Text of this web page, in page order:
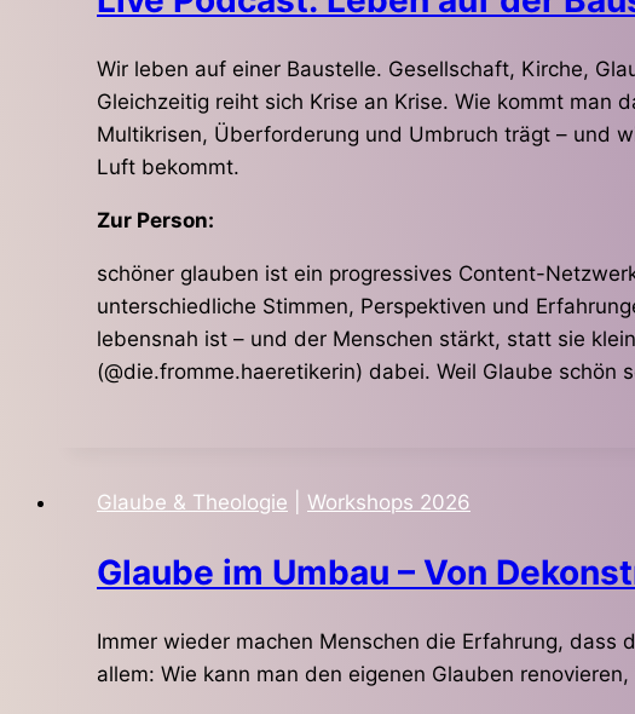
Wir leben auf einer Baustelle. Gesellschaft, Kirche,
Gleichzeitig reiht sich Krise an Krise. Wie kommt man
Multikrisen, Überforderung und Umbruch trägt – und
Luft bekommt.
Zur Person:
schöner glauben ist ein progressives Content-
unterschiedliche Stimmen, Perspektiven und
lebensnah ist – und der Menschen stärkt, statt sie
(@die.fromme.haeretikerin) dabei. Weil Glaube schön
Glaube & Theologie Workshops 2026
Glaube im Umbau – Von
Immer wieder machen Menschen die Erfahrung, dass
allem: Wie kann man den eigenen Glauben